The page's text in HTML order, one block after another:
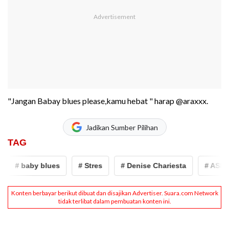
"Jangan Babay blues please,kamu hebat " harap @araxxx.
Jadikan Sumber Pilihan
TAG
# baby blues # Stres # Denise Chariesta # ASI